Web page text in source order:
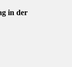
in der